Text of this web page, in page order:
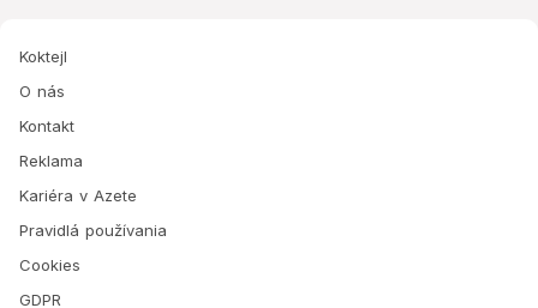
Koktejl
O nás
Kontakt
Reklama
Kariéra v Azete
Pravidlá používania
Cookies
GDPR